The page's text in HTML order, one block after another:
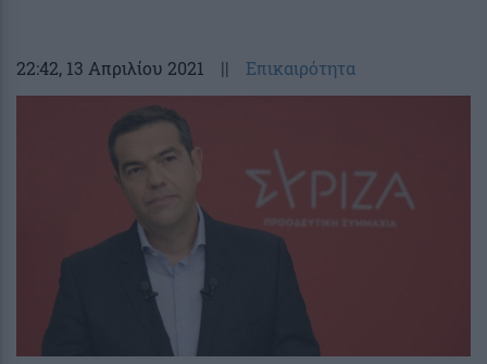
22:42, 13 Απριλίου 2021 || Επικαιρότητα